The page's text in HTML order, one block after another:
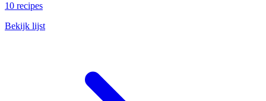
10 recipes
Bekijk lijst